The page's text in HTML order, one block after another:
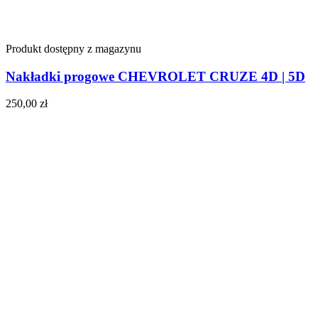
Produkt dostępny z magazynu
Nakładki progowe CHEVROLET CRUZE 4D | 5D
250,00 zł